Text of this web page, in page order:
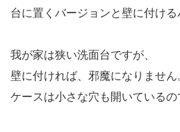
台に置くバージョンと壁に付ける
我が家は狭い洗面台ですが、
壁に付ければ、邪魔になりません
ケースは小さな穴も開いているの